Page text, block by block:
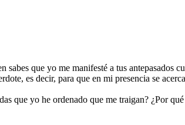
que yo me manifesté a tus antepasados
es decir, para que en mi presencia se
que yo he ordenado que me traigan? ¿Por